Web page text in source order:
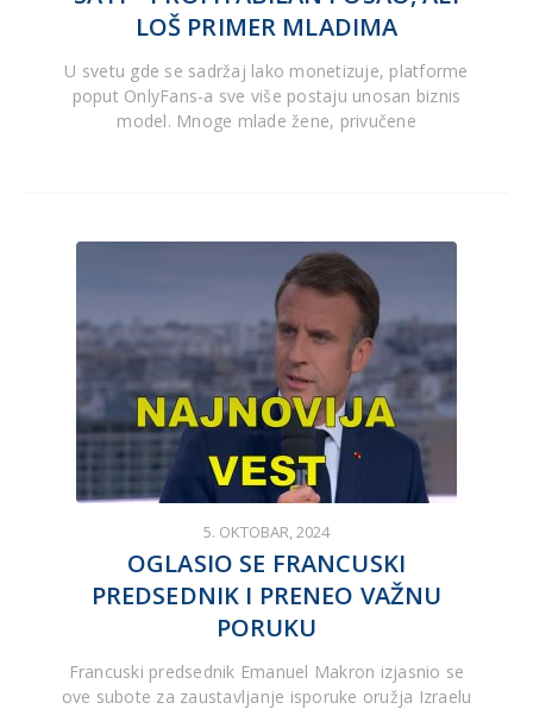
LOŠ PRIMER MLADIMA
U svetu gde se sadržaj lako monetizuje, platforme
poput OnlyFans-a sve više postaju unosan biznis
model. Mnoge mlade žene, privučene
5. OKTOBAR, 2024
OGLASIO SE FRANCUSKI
PREDSEDNIK I PRENEO VAŽNU
PORUKU
Francuski predsednik Emanuel Makron izjasnio se
ove subote za zaustavljanje isporuke oružja Izraelu